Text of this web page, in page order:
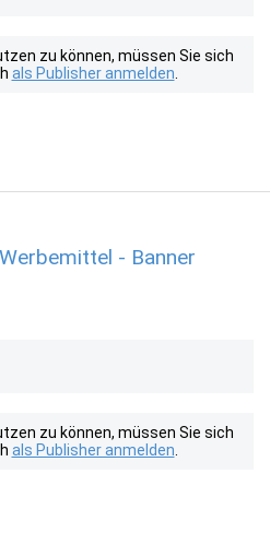
zu können, müssen Sie sich
als Publisher anmelden
- Banner
zu können, müssen Sie sich
als Publisher anmelden